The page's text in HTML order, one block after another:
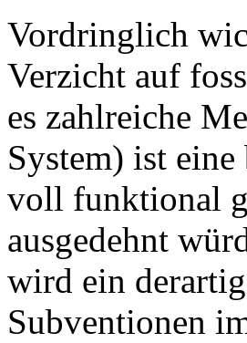
Vordringlich
Verzicht auf
es zahlreiche
System) ist
voll funktional
ausgedehnt
wird ein
Subventionen